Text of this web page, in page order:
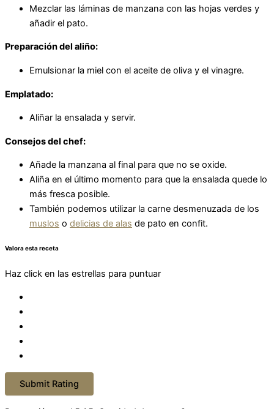
Mezclar las láminas de manzana con las hojas verdes y
añadir el pato.
Preparación del aliño:
Emulsionar la miel con el aceite de oliva y el vinagre.
Emplatado:
Aliñar la ensalada y servir.
Consejos del chef:
Añade la manzana al final para que no se oxide.
Aliña en el último momento para que la ensalada quede lo
más fresca posible.
También podemos utilizar la carne desmenuzada de los
muslos o delicias de alas de pato en confit.
Valora esta receta
Haz click en las estrellas para puntuar
Submit Rating